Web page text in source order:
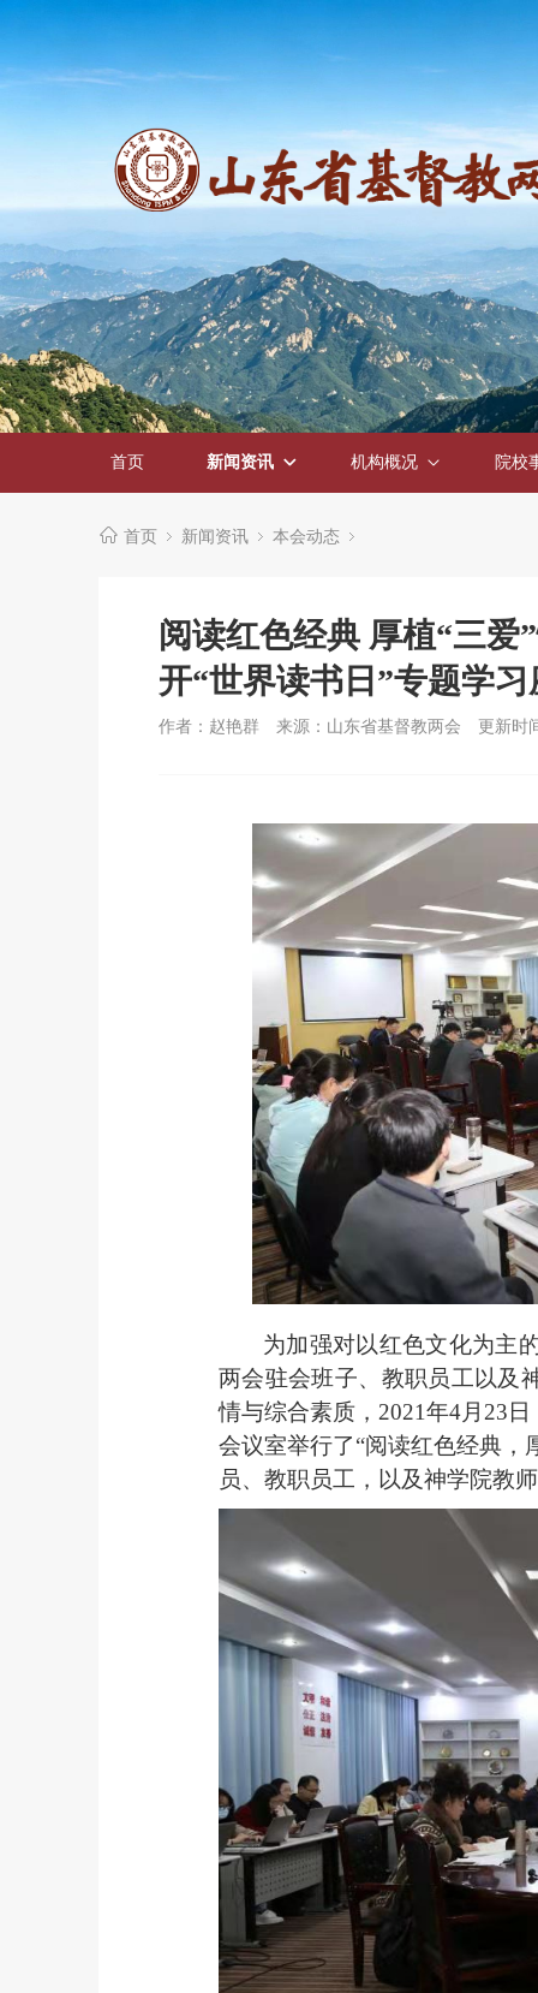
首页 新闻资讯 机构概况 院校
首页 新闻资讯 本会动态
阅读红色经典 厚植“三
开“世界读书日”专题学
作者：赵艳群 来源：山东省基督教两会 更新时
为加强对以红色文化为主
两会驻会班子、教职员工以及
情与综合素质，2021年4月23
会议室举行了“阅读红色经典，
员、教职员工，以及神学院教